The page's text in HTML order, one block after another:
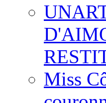
Miss